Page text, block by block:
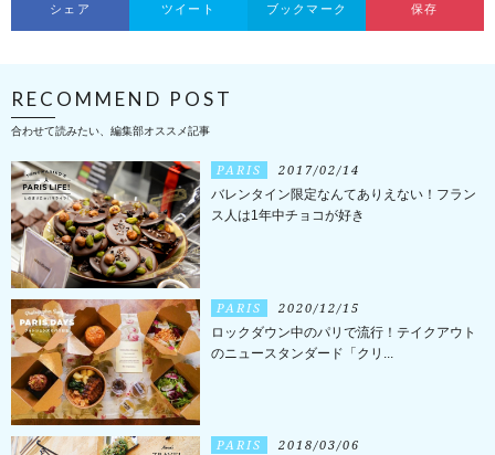
シェア ツイート ブックマーク 保存
RECOMMEND POST
合わせて読みたい、編集部オススメ記事
PARIS 2017/02/14
バレンタイン限定なんてありえない！フラン
ス人は1年中チョコが好き
PARIS 2020/12/15
ロックダウン中のパリで流行！テイクアウト
のニュースタンダード「クリ...
PARIS 2018/03/06